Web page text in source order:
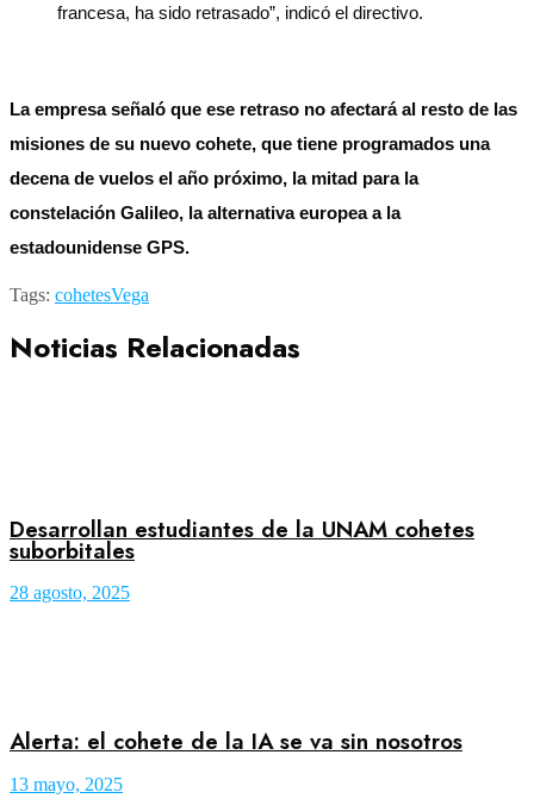
francesa, ha sido retrasado”, indicó el directivo.
La empresa señaló que ese retraso no afectará al resto de las
misiones de su nuevo cohete, que tiene programados una
decena de vuelos el año próximo, la mitad para la
constelación Galileo, la alternativa europea a la
estadounidense GPS.
Tags: cohetesVega
Noticias Relacionadas
Desarrollan estudiantes de la UNAM cohetes
suborbitales
28 agosto, 2025
Alerta: el cohete de la IA se va sin nosotros
13 mayo, 2025